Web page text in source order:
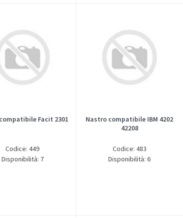
Facit 2301
Codice: 449
Disponibilità: 7
Nastro compatibile IBM 4202
42208
Codice: 483
Disponibilità: 6